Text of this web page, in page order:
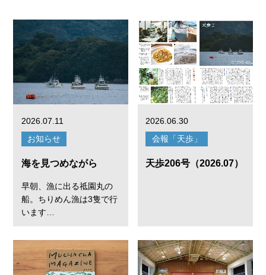
2026.07.11
お知らせ
海を見つめながら
早朝、漁に出る祗園丸の
船。ちりめん漁は3隻で行
います…
2026.06.30
会報「天歩」
天歩206号（2026.07）